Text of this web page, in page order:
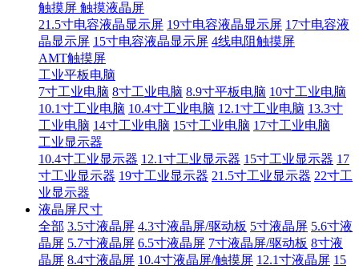
触摸屏 触摸液晶屏
21.5寸电容液晶显示屏 19寸电容液晶显示屏 17寸电容液
晶显示屏 15寸电容液晶显示屏 4线电阻触摸屏
AMT触摸屏
工业平板电脑
7寸工业电脑 8寸工业电脑 8.9寸平板电脑 10寸工业电脑
10.1寸工业电脑 10.4寸工业电脑 12.1寸工业电脑 13.3寸
工业电脑 14寸工业电脑 15寸工业电脑 17寸工业电脑
工业显示器
10.4寸工业显示器 12.1寸工业显示器 15寸工业显示器 17
寸工业显示器 19寸工业显示器 21.5寸工业显示器 22寸工
业显示器
液晶屏尺寸
全部 3.5寸液晶屏 4.3寸液晶屏/驱动板 5寸液晶屏 5.6寸液
晶屏 5.7寸液晶屏 6.5寸液晶屏 7寸液晶屏/驱动板 8寸液
晶屏 8.4寸液晶屏 10.4寸液晶屏/触摸屏 12.1寸液晶屏 15